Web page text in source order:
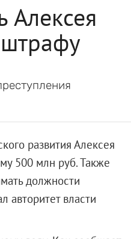
Алексея
развития Алексея
500 млн руб. Также
должности
авторитет власти